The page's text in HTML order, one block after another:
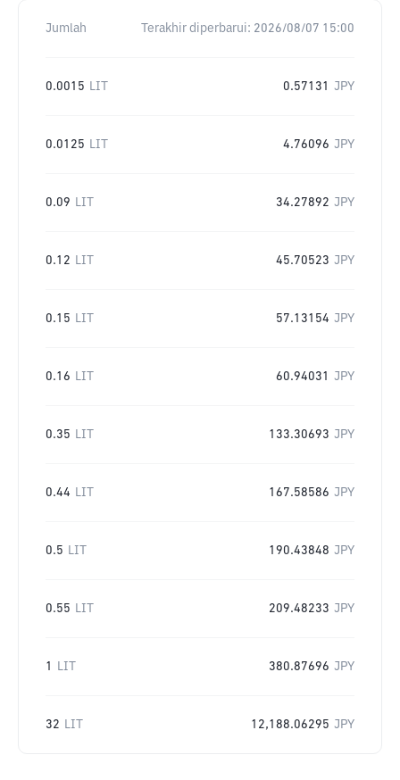
Jumlah Terakhir diperbarui: 2026/08/07 15:00
0.0015 LIT 0.57131 JPY
0.0125 LIT 4.76096 JPY
0.09 LIT 34.27892 JPY
0.12 LIT 45.70523 JPY
0.15 LIT 57.13154 JPY
0.16 LIT 60.94031 JPY
0.35 LIT 133.30693 JPY
0.44 LIT 167.58586 JPY
0.5 LIT 190.43848 JPY
0.55 LIT 209.48233 JPY
1 LIT 380.87696 JPY
32 LIT 12,188.06295 JPY